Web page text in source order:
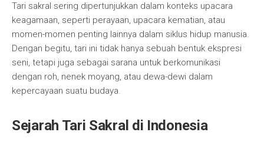
Tari sakral sering dipertunjukkan dalam konteks upacara
keagamaan, seperti perayaan, upacara kematian, atau
momen-momen penting lainnya dalam siklus hidup manusia.
Dengan begitu, tari ini tidak hanya sebuah bentuk ekspresi
seni, tetapi juga sebagai sarana untuk berkomunikasi
dengan roh, nenek moyang, atau dewa-dewi dalam
kepercayaan suatu budaya.
Sejarah Tari Sakral di Indonesia